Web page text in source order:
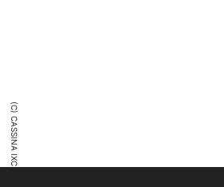
(C) CASSINA IXC. Ltd.